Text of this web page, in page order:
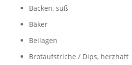
Backen, süß
Bäker
Beilagen
Brotaufstriche / Dips, herzhaft